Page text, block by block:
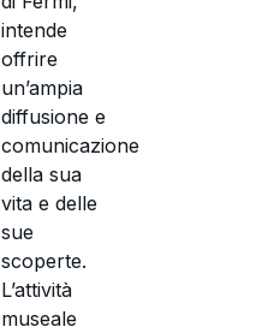
intende
offrire
un’ampia
diffusione e
comunicazione
della sua
vita e delle
sue
scoperte.
L’attività
museale